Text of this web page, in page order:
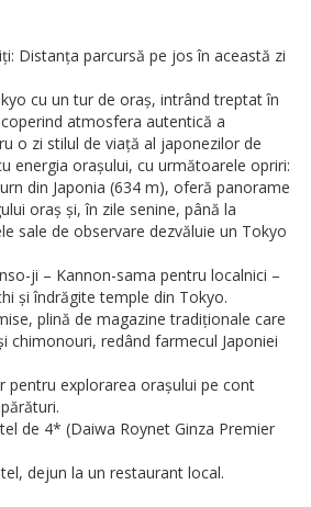
Distanța parcursă pe jos în această zi
cu un tur de oraș, intrând treptat în
atmosfera autentică a
o zi stilul de viață al japonezilor de
energia orașului, cu următoarele opriri:
din Japonia (634 m), oferă panorame
oraș și, în zile senine, până la
sale de observare dezvăluie un Tokyo
ji – Kannon-sama pentru localnici –
și îndrăgite temple din Tokyo.
plină de magazine tradiționale care
chimonouri, redând farmecul Japoniei
pentru explorarea orașului pe cont
de 4* (Daiwa Roynet Ginza Premier
dejun la un restaurant local.